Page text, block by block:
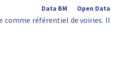
Open Data
Data BM
comme référentiel de voiries. Il